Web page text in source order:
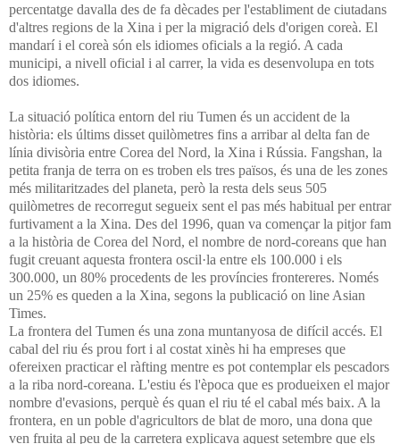
percentatge davalla des de fa dècades per l'establiment de ciutadans
d'altres regions de la Xina i per la migració dels d'origen coreà. El
mandarí i el coreà són els idiomes oficials a la regió. A cada
municipi, a nivell oficial i al carrer, la vida es desenvolupa en tots
dos idiomes.
La situació política entorn del riu Tumen és un accident de la
història: els últims disset quilòmetres fins a arribar al delta fan de
línia divisòria entre Corea del Nord, la Xina i Rússia. Fangshan, la
petita franja de terra on es troben els tres països, és una de les zones
més militaritzades del planeta, però la resta dels seus 505
quilòmetres de recorregut segueix sent el pas més habitual per entrar
furtivament a la Xina. Des del 1996, quan va començar la pitjor fam
a la història de Corea del Nord, el nombre de nord-coreans que han
fugit creuant aquesta frontera oscil·la entre els 100.000 i els
300.000, un 80% procedents de les províncies frontereres. Només
un 25% es queden a la Xina, segons la publicació on line Asian
Times.
La frontera del Tumen és una zona muntanyosa de difícil accés. El
cabal del riu és prou fort i al costat xinès hi ha empreses que
ofereixen practicar el ràfting mentre es pot contemplar els pescadors
a la riba nord-coreana. L'estiu és l'època que es produeixen el major
nombre d'evasions, perquè és quan el riu té el cabal més baix. A la
frontera, en un poble d'agricultors de blat de moro, una dona que
ven fruita al peu de la carretera explicava aquest setembre que els